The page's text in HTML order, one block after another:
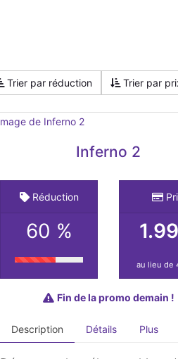
Trier par réduction Trier par
Inferno 2
Réduction
60 %
au lieu de
Fin de la promo demain !
Description Détails Plus